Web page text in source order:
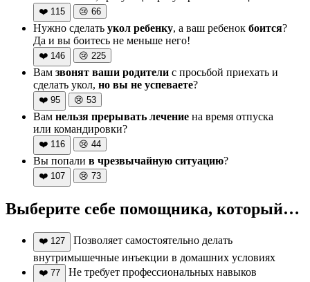
❤️ 115 😢 66
Нужно сделать укол ребенку, а ваш ребенок боится?
Да и вы боитесь не меньше него!
❤️ 146 😢 225
Вам звонят ваши родители с просьбой приехать и
сделать укол, но вы не успеваете?
❤️ 95 😢 53
Вам нельзя прерывать лечение на время отпуска
или командировки?
❤️ 116 😢 44
Вы попали в чрезвычайную ситуацию?
❤️ 107 😢 73
Выберите себе помощника, который…
❤️ 127
Позволяет самостоятельно делать
внутримышечные инъекции в домашних условиях
❤️ 77 Не требует профессиональных навыков